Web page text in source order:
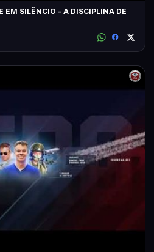
EM SILÊNCIO – A DISCIPLINA DE